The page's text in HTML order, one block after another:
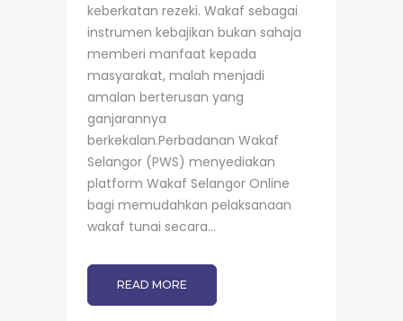
keberkatan rezeki. Wakaf sebagai
instrumen kebajikan bukan sahaja
memberi manfaat kepada
masyarakat, malah menjadi
amalan berterusan yang
ganjarannya
berkekalan.Perbadanan Wakaf
Selangor (PWS) menyediakan
platform Wakaf Selangor Online
bagi memudahkan pelaksanaan
wakaf tunai secara...
READ MORE